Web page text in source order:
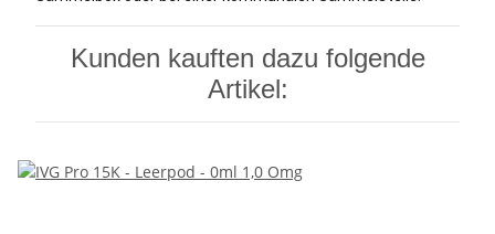
Kunden kauften dazu folgende
Artikel: